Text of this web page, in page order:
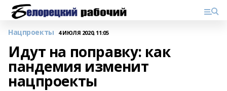
Нацпроекты 4 ИЮЛЯ 2020, 11:05
Идут на поправку: как
пандемия изменит
нацпроекты